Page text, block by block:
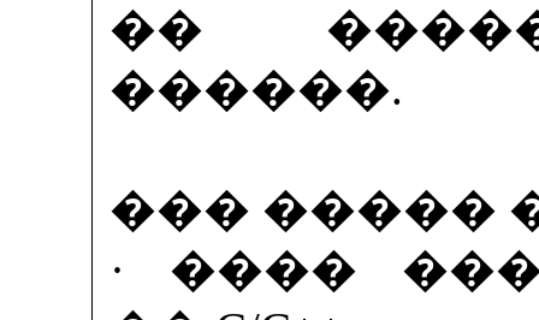
��
������.
��� �����
· ����